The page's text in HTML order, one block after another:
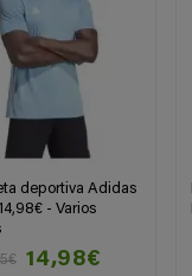
deportiva Adidas
- Varios
14,98€